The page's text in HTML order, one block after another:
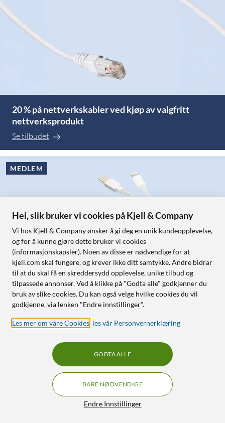
20 % på nettverkskabler ved kjøp av valgfritt
nettverksprodukt
Se tilbudet
MEDLEM
20 % på kabelhåndtering ved kjøp av HDMI-kabel
Bli medlem hos
Hei, slik bruker vi cookies på Kjell & Company
Vi hos Kjell & Company ønsker å gi deg en unik kundeopplevelse,
og for å kunne gjøre dette bruker vi cookies
(informasjonskapsler). Noen av disse er nødvendige for at
kjell.com skal fungere, og krever ikke ditt samtykke. Andre bidrar
til at du skal få en skreddersydd opplevelse, unike tilbud og
tilpassede annonser. Ved å klikke på "Godta alle" godkjenner du
bruk av slike cookies. Du kan også velge hvilke cookies du vil
godkjenne, via lenken "Endre innstillinger".
Les mer om våre Cookies les vår Personvernerklæring
Endre Innstillinger
BARE NØDVENDIGE
GODTA ALLE